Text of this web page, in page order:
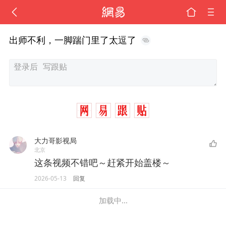
出师不利，一脚踹门里了太逗了
大力哥影视局
北京
这条视频不错吧～赶紧开始盖楼～
2026-05-13 回复
加载中...